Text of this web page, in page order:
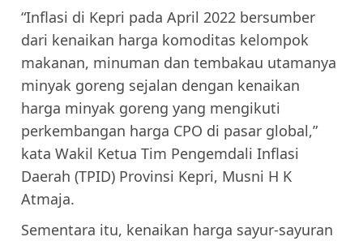
“Inflasi di Kepri pada April 2022 bersumber
dari kenaikan harga komoditas kelompok
makanan, minuman dan tembakau utamanya
minyak goreng sejalan dengan kenaikan
harga minyak goreng yang mengikuti
perkembangan harga CPO di pasar global,”
kata Wakil Ketua Tim Pengemdali Inflasi
Daerah (TPID) Provinsi Kepri, Musni H K
Atmaja.
Sementara itu, kenaikan harga sayur-sayuran